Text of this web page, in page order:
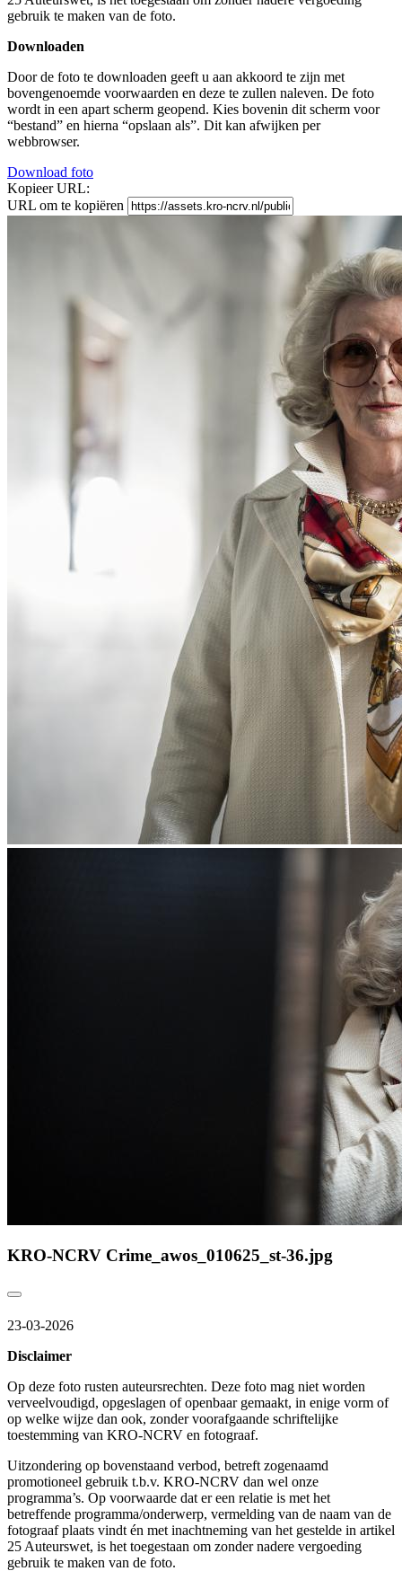
gebruik te maken van de foto.
Downloaden
Door de foto te downloaden geeft u aan akkoord te zijn met
bovengenoemde voorwaarden en deze te zullen naleven. De foto
wordt in een apart scherm geopend. Kies bovenin dit scherm voor
“bestand” en hierna “opslaan als”. Dit kan afwijken per
webbrowser.
Download foto
Kopieer URL:
URL om te kopiëren
KRO-NCRV Crime_awos_010625_st-36.jpg
23-03-2026
Disclaimer
Op deze foto rusten auteursrechten. Deze foto mag niet worden
verveelvoudigd, opgeslagen of openbaar gemaakt, in enige vorm of
op welke wijze dan ook, zonder voorafgaande schriftelijke
toestemming van KRO-NCRV en fotograaf.
Uitzondering op bovenstaand verbod, betreft zogenaamd
promotioneel gebruik t.b.v. KRO-NCRV dan wel onze
programma’s. Op voorwaarde dat er een relatie is met het
betreffende programma/onderwerp, vermelding van de naam van de
fotograaf plaats vindt én met inachtneming van het gestelde in artikel
25 Auteurswet, is het toegestaan om zonder nadere vergoeding
gebruik te maken van de foto.